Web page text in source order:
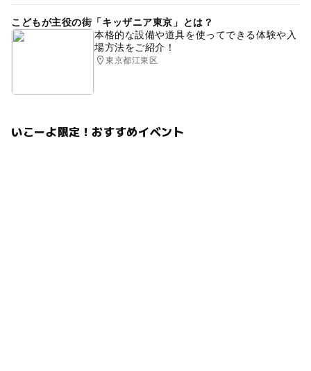
こどもが主役の街「キッザニア東京」とは？
本格的な設備や道具を使ってできる体験や入
場方法をご紹介！
東京都江東区
いこーよ限定！おすすめイベント